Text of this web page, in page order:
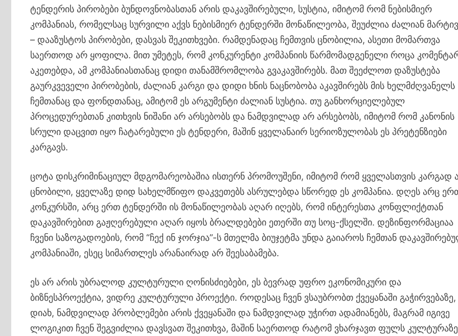
ტენდერის პირობები ბუნდოვნობასთან არის დაკავშირებული, სუსტია, იმიტომ რომ ნებისმიერ
კომპანიას, რომელსაც სურვილი აქვს ნებისმიერ ტენდერში მონაწილეობა, შეუძლია ძალიან
– დააზუსტოს პირობები, დასვას შეკითხვები. რამდენადაც ჩემთვის ცნობილია, ასეთი მომართვა
საერთოდ არ ყოფილა. მით უმეტეს, რომ კონკურენტი კომპანიის წარმომადგენელი როცა
აკეთებდა, ამ კომპანიასთანაც დიდი თანამშრომლობა გვაკავშირებს. მათ შეეძლოთ დაზუსტება
გაურკვეველი პირობების, ძალიან კარგი და დიდი ხნის ნაცნობობა აკავშირებს მის ხელმძღვანელს
ჩემთანაც და ფონდთანაც, ამიტომ ეს არგუმენტი ძალიან სუსტია. თუ განხორციელებულ
პროცედურებთან კითხვის ნიშანი არ არსებობს და ნამდვილად არ არსებობს, იმიტომ რომ კანონის
სრული დაცვით იყო ჩატარებული ეს ტენდერი, მაშინ ყველანაირ სერიოზულობას ეს პრეტენზიები
კარგავს.
ცოტა დისკრიმინაციულ მდგომარეობაშია ისთერნ პრომოუშენი, იმიტომ რომ ყველასთვის კარგად
ცნობილი, ყველაზე დიდ სახელმწიფო დაკვეთებს ასრულებდა სწორედ ეს კომპანია. დღეს არც
კონკურსში, არც ერთ ტენდერში ის მონაწილეობას აღარ იღებს, რომ ინტერესთა კონფლიქტთან
დაკავშირებით გაჟღერებული აღარ იყოს ბრალდებები ეთერში თუ სოც-ქსელში. დეზინფორმაციაა
ჩვენი საზოგადოების, რომ “ჩექ ინ ჯორჯია”-ს მთელმა ბიუჯეტმა უნდა გაიაროს ჩემთან
კომპანიაში, ესეც სიმართლეს არანაირად არ შეესაბამება.
ეს არ არის უბრალოდ კულტურული ღონისძიებები, ეს ბევრად უფრო ეკონომიკური და
ბიზნესპროექტია, ვიდრე კულტურული პროექტი. როდესაც ჩვენ ვსაუბრობთ ქვეყანაში გაჭირვებაზე,
დიახ, ნამდვილად პრობლემები არის ქვეყანაში და ნამდვილად უჭირთ ადამიანებს, მაგრამ იგივე
ლოგიკით ჩვენ შეგვიძლია დავსვათ შეკითხვა, მაშინ საერთოდ რატომ ვხარჯავთ ფულს